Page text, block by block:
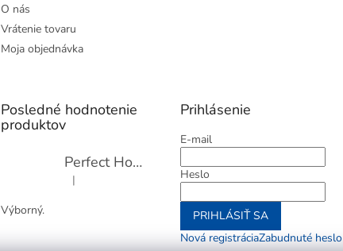
O nás
Vrátenie tovaru
Moja objednávka
Posledné hodnotenie
produktov
Perfect Home Tĺčik na mäso so sekáčikom, 56893
Hodnotenie produktu je 5 z 5 hviezdičiek.
|
Výborný.
Prihlásenie
E-mail
Heslo
PRIHLÁSIŤ SA
Nová registráciaZabudnuté heslo